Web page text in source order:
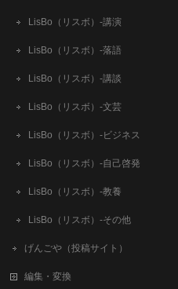
LisBo（リスボ）-講演
LisBo（リスボ）-落語
LisBo（リスボ）-講談
LisBo（リスボ）-文芸
LisBo（リスボ）-ビジネス
LisBo（リスボ）-自己啓発
LisBo（リスボ）-教養
LisBo（リスボ）-その他
げんごや（投稿サイト）
編集・変換